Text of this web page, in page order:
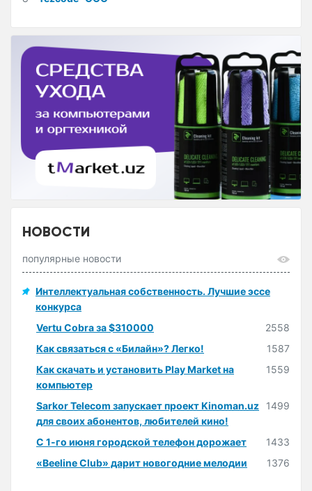
НОВОСТИ
популярные новости
Интеллектуальная собственность. Лучшие эссе
конкурса
Vertu Cobra за $310000
2558
Как связаться с «Билайн»? Легко!
1587
Как скачать и установить Play Market на
компьютер
1559
Sarkor Telecom запускает проект Kinoman.uz
для своих абонентов, любителей кино!
1499
С 1-го июня городской телефон дорожает
1433
«Beeline Club» дарит новогодние мелодии
1376